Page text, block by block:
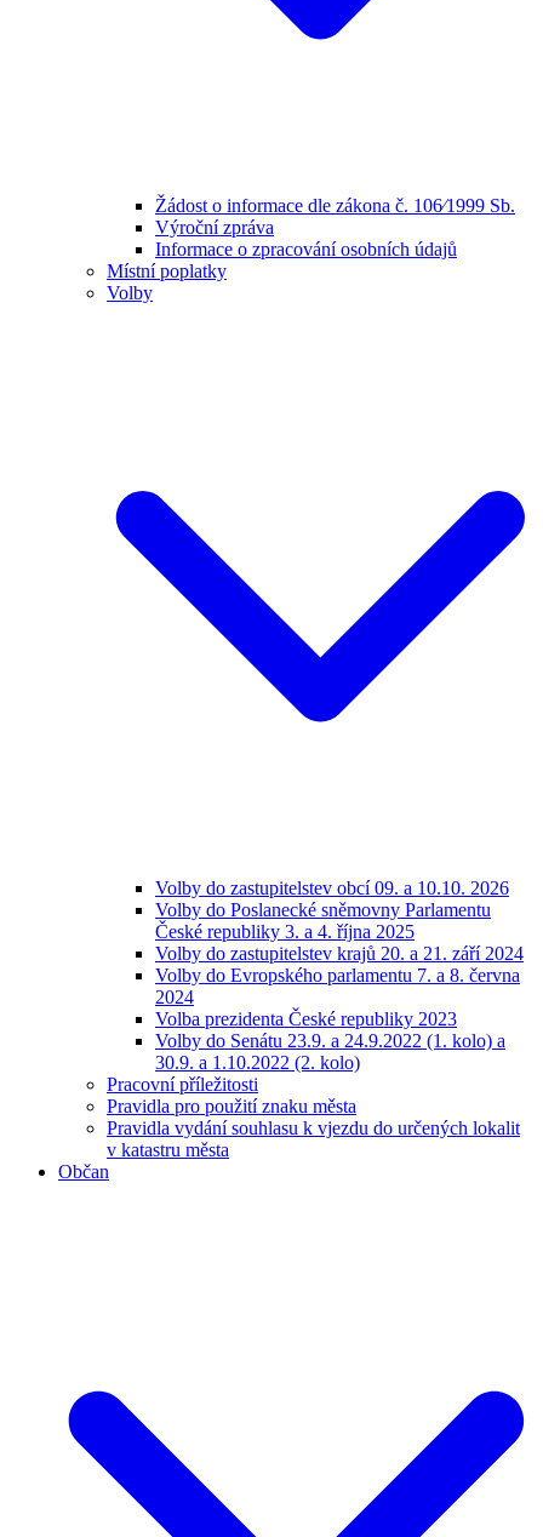
Žádost o informace dle zákona č. 106⁄1999 Sb.
Výroční zpráva
Informace o zpracování osobních údajů
Místní poplatky
Volby
Volby do zastupitelstev obcí 09. a 10.10. 2026
Volby do Poslanecké sněmovny Parlamentu
České republiky 3. a 4. října 2025
Volby do zastupitelstev krajů 20. a 21. září 2024
Volby do Evropského parlamentu 7. a 8. června
2024
Volba prezidenta České republiky 2023
Volby do Senátu 23.9. a 24.9.2022 (1. kolo) a
30.9. a 1.10.2022 (2. kolo)
Pracovní příležitosti
Pravidla pro použití znaku města
Pravidla vydání souhlasu k vjezdu do určených lokalit
v katastru města
Občan